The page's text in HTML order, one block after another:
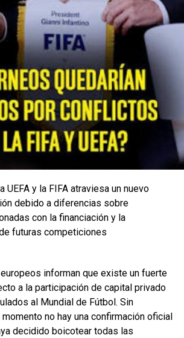
de gol que del club donde
hizo historia, pero mejor
ítem que el elenco rossonero.
League los cuatro primeros y
en disputa.
Now en todas nuestras Redes
@EnfoqueNow
@EnfoqueNow
como esta aquí: DEPORTES
GOLEADOR PRENSA
abren con un duelo inédito las
League
UEFA y la FIFA atraviesa un nuevo
debido a diferencias sobre
con la financiación y la
futuras competiciones
informan que existe un fuerte
a la participación de capital privado
al Mundial de Fútbol. Sin
no hay una confirmación oficial
decidido boicotear todas las